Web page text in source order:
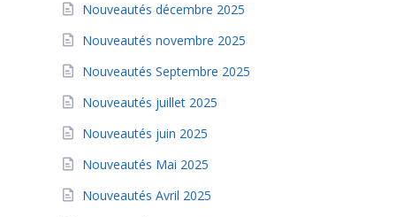
Nouveautés décembre 2025
Nouveautés novembre 2025
Nouveautés Septembre 2025
Nouveautés juillet 2025
Nouveautés juin 2025
Nouveautés Mai 2025
Nouveautés Avril 2025